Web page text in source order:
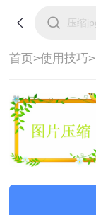
首页>使用技巧>